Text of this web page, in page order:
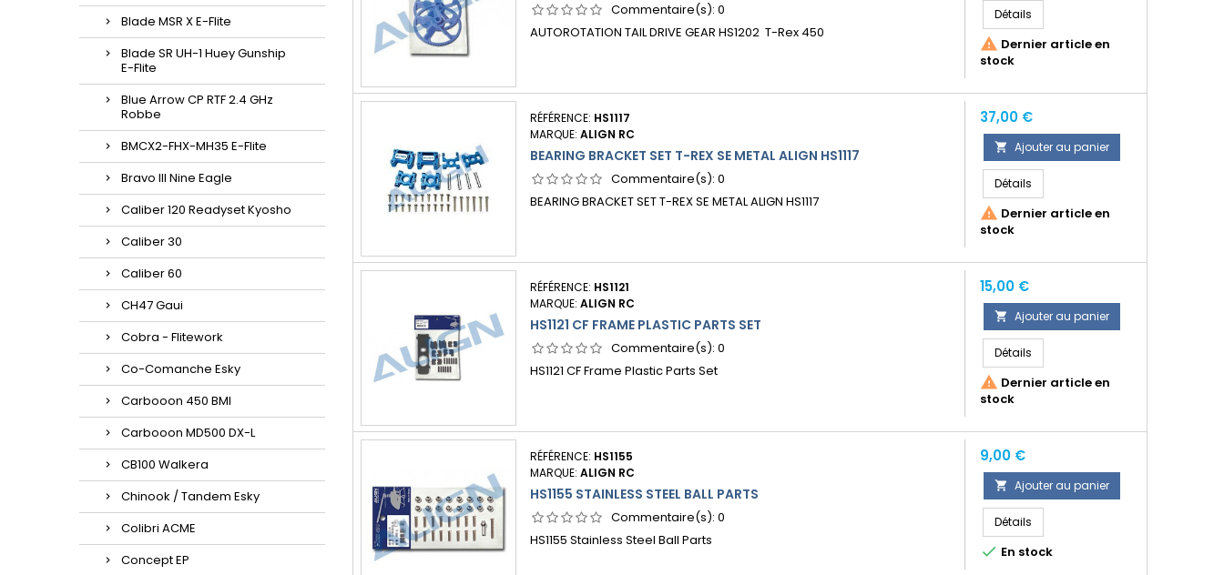
Blade MSR X E-Flite
Blade SR UH-1 Huey Gunship
E-Flite
Blue Arrow CP RTF 2.4 GHz
Robbe
BMCX2-FHX-MH35 E-Flite
Bravo III Nine Eagle
Caliber 120 Readyset Kyosho
Caliber 30
Caliber 60
CH47 Gaui
Cobra - Flitework
Co-Comanche Esky
Carbooon 450 BMI
Carbooon MD500 DX-L
CB100 Walkera
Chinook / Tandem Esky
Colibri ACME
Concept EP
Commentaire(s): 0
AUTOROTATION TAIL DRIVE GEAR HS1202 T-Rex 450
Détails
 Dernier article en
stock
RÉFÉRENCE: HS1117
MARQUE: ALIGN RC
BEARING BRACKET SET T-REX SE METAL ALIGN HS1117
Commentaire(s): 0
BEARING BRACKET SET T-REX SE METAL ALIGN HS1117
Prix
37,00 €
 Ajouter au panier
Détails
 Dernier article en
stock
RÉFÉRENCE: HS1121
MARQUE: ALIGN RC
HS1121 CF FRAME PLASTIC PARTS SET
Commentaire(s): 0
HS1121 CF Frame Plastic Parts Set
Prix
15,00 €
 Ajouter au panier
Détails
 Dernier article en
stock
RÉFÉRENCE: HS1155
MARQUE: ALIGN RC
HS1155 STAINLESS STEEL BALL PARTS
Commentaire(s): 0
HS1155 Stainless Steel Ball Parts
Prix
9,00 €
 Ajouter au panier
Détails
 En stock